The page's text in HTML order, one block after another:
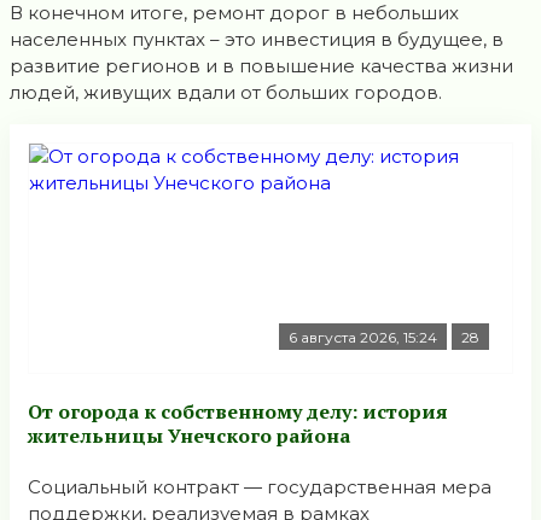
В конечном итоге, ремонт дорог в небольших
населенных пунктах – это инвестиция в будущее, в
развитие регионов и в повышение качества жизни
людей, живущих вдали от больших городов.
6 августа 2026, 15:24 28
От огорода к собственному делу: история
жительницы Унечского района
Социальный контракт — государственная мера
поддержки, реализуемая в рамках